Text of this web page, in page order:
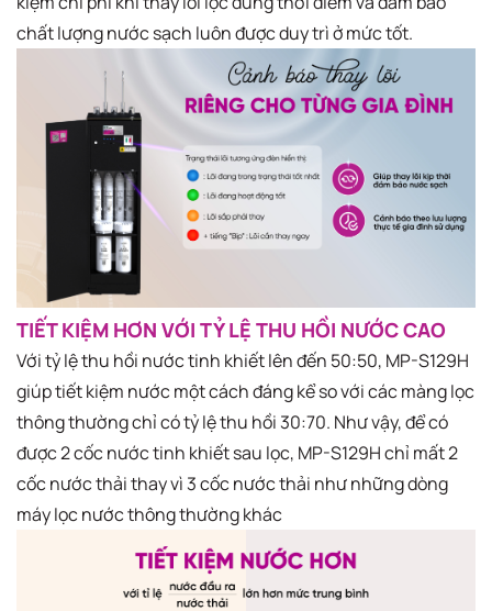
chất lượng nước sạch luôn được duy trì ở mức tốt.
TIẾT KIỆM HƠN VỚI TỶ LỆ THU HỒI NƯỚC CAO
Với tỷ lệ thu hồi nước tinh khiết lên đến 50:50, MP-S129H
giúp tiết kiệm nước một cách đáng kể so với các màng lọc
thông thường chỉ có tỷ lệ thu hồi 30:70. Như vậy, để có
được 2 cốc nước tinh khiết sau lọc, MP-S129H chỉ mất 2
cốc nước thải thay vì 3 cốc nước thải như những dòng
máy lọc nước thông thường khác